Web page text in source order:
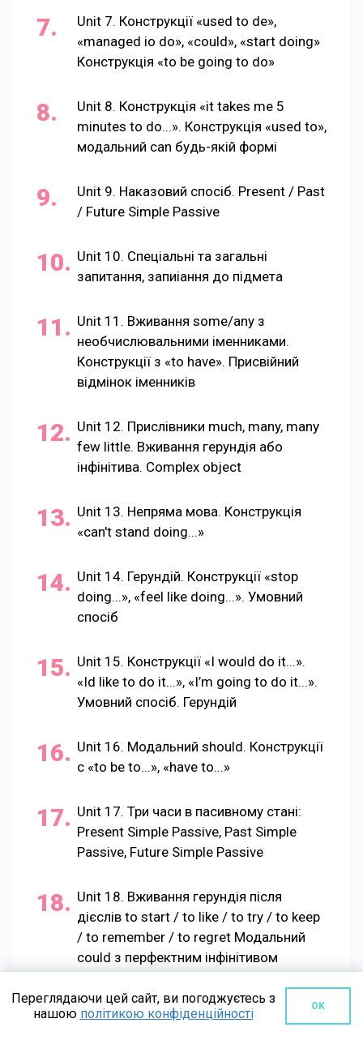
Unit 7. Конструкції «used to de»,
«managed io do», «could», «start doing»
Конструкція «to be going to do»
Unit 8. Конструкція «it takes me 5
minutes to do...». Конструкція «used to»,
модальний can будь-якій формі
Unit 9. Наказовий спосіб. Present / Past
/ Future Simple Passive
Unit 10. Спеціальні та загальні
запитання, запиіання до підмета
Unit 11. Вживання some/any з
необчислювальними іменниками.
Конструкції з «to have». Присвійний
відмінок іменників
Unit 12. Прислівники much, many, many
few little. Вживання герундія або
інфінітива. Complex object
Unit 13. Непряма мова. Конструкція
«сan't stand doing...»
Unit 14. Герундій. Конструкції «stop
doing...», «feel like doing...». Умовний
спосіб
Unit 15. Конструкції «I would do it...».
«Id like to do it...», «I’m going to do it...».
Умовний спосіб. Герундій
Unit 16. Модальний should. Конструкції
c «to be to...», «have to...»
Unit 17. Три часи в пасивному стані:
Present Simple Passive, Past Simple
Passive, Future Simple Passive
Unit 18. Вживання герундія після
дієслів to start / to like / to try / to keep
/ to remember / to regret Модальний
could з перфектним інфінітивом
Unit 19. Перфектний інфінітив І
модальний саn
Переглядаючи цей сайт, ви погоджуєтесь з
нашою політикою конфіденційності OK